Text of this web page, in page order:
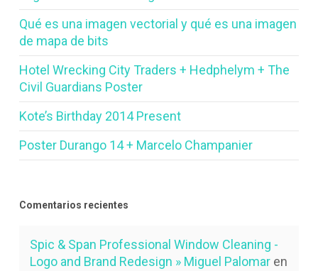
Qué es una imagen vectorial y qué es una imagen
de mapa de bits
Hotel Wrecking City Traders + Hedphelym + The
Civil Guardians Poster
Kote’s Birthday 2014 Present
Poster Durango 14 + Marcelo Champanier
Comentarios recientes
Spic & Span Professional Window Cleaning -
Logo and Brand Redesign » Miguel Palomaren